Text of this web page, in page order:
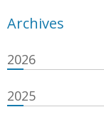
Archives
2026
2025